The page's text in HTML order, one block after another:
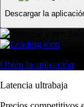
Descargar la
Obtén la aplicación
Latencia ultrabaja